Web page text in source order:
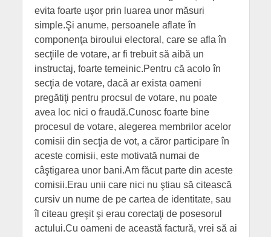
evita foarte uşor prin luarea unor măsuri
simple.Şi anume, persoanele aflate în
componenţa biroului electoral, care se afla în
secţiile de votare, ar fi trebuit să aibă un
instructaj, foarte temeinic.Pentru că acolo în
secţia de votare, dacă ar exista oameni
pregătiţi pentru procsul de votare, nu poate
avea loc nici o fraudă.Cunosc foarte bine
procesul de votare, alegerea membrilor acelor
comisii din secţia de vot, a căror participare în
aceste comisii, este motivată numai de
câştigarea unor bani.Am făcut parte din aceste
comisii.Erau unii care nici nu ştiau să citească
cursiv un nume de pe cartea de identitate, sau
îl citeau greşit şi erau corectaţi de posesorul
actului.Cu oameni de această factură, vrei să ai